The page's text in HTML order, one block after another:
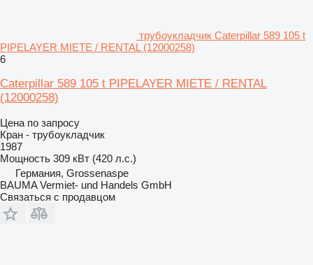
трубоукладчик Caterpillar 589 105 t
PIPELAYER MIETE / RENTAL (12000258)
6
Caterpillar 589 105 t PIPELAYER MIETE / RENTAL
(12000258)
Цена по запросу
Кран - трубоукладчик
1987
Мощность 309 кВт (420 л.с.)
Германия, Grossenaspe
BAUMA Vermiet- und Handels GmbH
Связаться с продавцом